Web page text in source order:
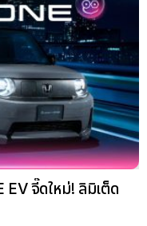
EV จี๊ดใหม่! ลิมิเต็ด